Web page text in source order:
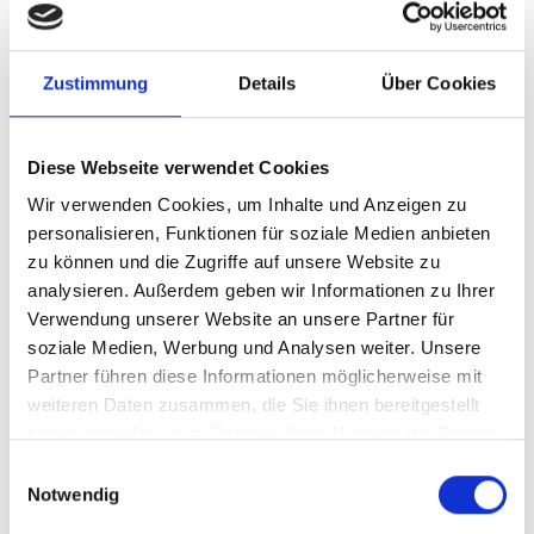
Zustimmung Details Über Cookies
Diese Webseite verwendet Cookies
Wir verwenden Cookies, um Inhalte und Anzeigen zu
personalisieren, Funktionen für soziale Medien anbieten
zu können und die Zugriffe auf unsere Website zu
analysieren. Außerdem geben wir Informationen zu Ihrer
Verwendung unserer Website an unsere Partner für
soziale Medien, Werbung und Analysen weiter. Unsere
Partner führen diese Informationen möglicherweise mit
weiteren Daten zusammen, die Sie ihnen bereitgestellt
Notwendig
Werten und Überzeugungen übereinstimmt.
Dies ist im sozialen Bereich nicht immer ganz
einfach, da die meisten Sozialunternehmen
nicht an der Börse gelistet sind oder Anleihen
Häufige Fehler, die bei sozial
verantwortlichen Investitionen
zu vermeiden sind
Es gibt zwei typische Fehler, die bei Investitionen in
sozial verantwortliche Unternehmen zu vermeiden
Soziales und Rendite passen nicht immer zusammen.